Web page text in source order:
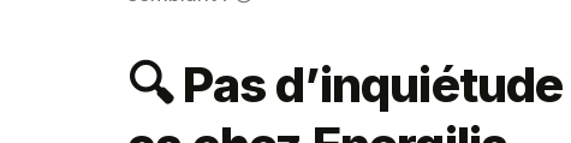
🔍 Pas